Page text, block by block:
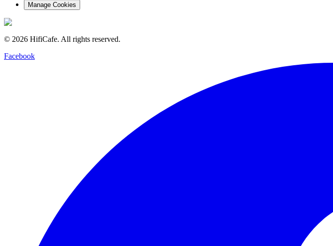
Manage Cookies
© 2026 HifiCafe. All rights reserved.
Facebook